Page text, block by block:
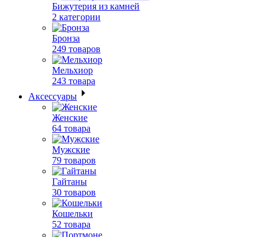
Бижутерия из камней
2 категории
Бронза
249 товаров
Мельхиор
243 товара
Аксессуары
Женские
64 товара
Мужские
79 товаров
Гайтаны
30 товаров
Кошельки
52 товара